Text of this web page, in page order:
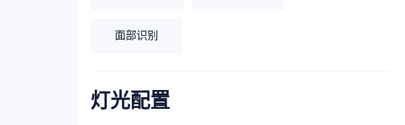
面部识别
灯光配置